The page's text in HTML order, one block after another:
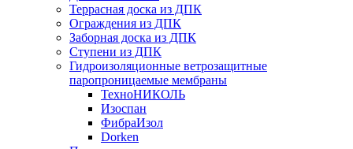
Террасная доска из ДПК
Ограждения из ДПК
Заборная доска из ДПК
Ступени из ДПК
Гидроизоляционные ветрозащитные
паропроницаемые мембраны
ТехноНИКОЛЬ
Изоспан
ФибраИзол
Dorken